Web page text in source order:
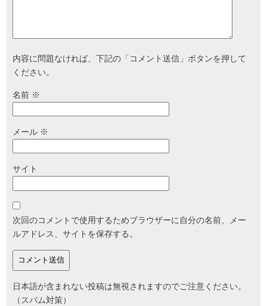
内容に問題なければ、下記の「コメント送信」ボタンを押して
ください。
名前 ※
メール ※
サイト
次回のコメントで使用するためブラウザーに自分の名前、メー
ルアドレス、サイトを保存する。
日本語が含まれない投稿は無視されますのでご注意ください。
（スパム対策）